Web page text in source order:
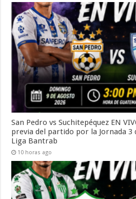
San Pedro vs Suchitepéquez EN
previa del partido por la Jornada 3
Liga Bantrab
10 horas ago